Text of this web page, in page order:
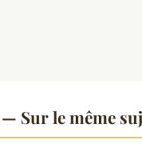
Sur le même